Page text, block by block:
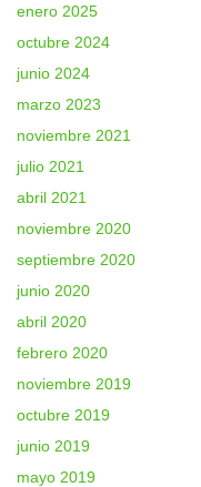
enero 2025
octubre 2024
junio 2024
marzo 2023
noviembre 2021
julio 2021
abril 2021
noviembre 2020
septiembre 2020
junio 2020
abril 2020
febrero 2020
noviembre 2019
octubre 2019
junio 2019
mayo 2019